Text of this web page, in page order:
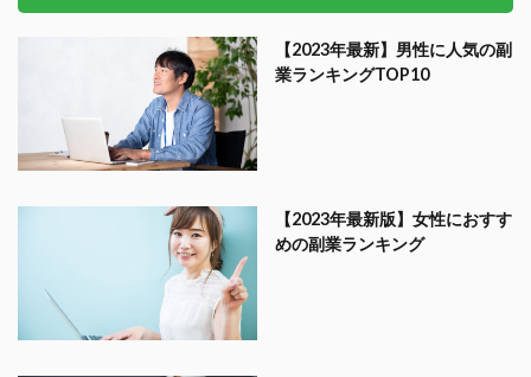
【2023年最新】男性に人気の副
業ランキングTOP10
【2023年最新版】女性におすす
めの副業ランキング